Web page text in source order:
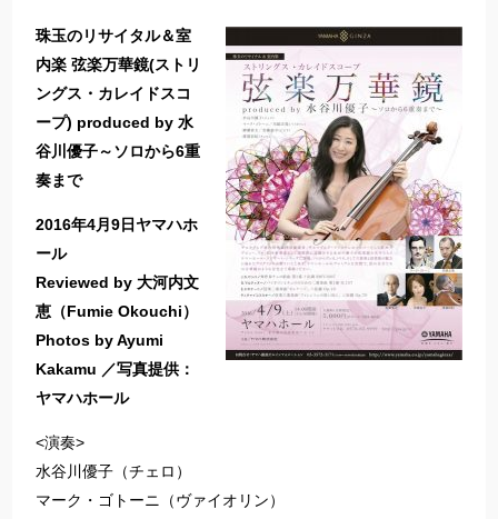
珠玉のリサイタル＆室
内楽 弦楽万華鏡(ストリ
ングス・カレイドスコ
ープ) produced by 水
谷川優子～ソロから6重
奏まで
2016年4月9日ヤマハホ
ール
Reviewed by 大河内文
恵（Fumie Okouchi）
Photos by Ayumi
Kakamu ／写真提供：
ヤマハホール
<演奏>
水谷川優子（チェロ）
マーク・ゴトーニ（ヴァイオリン）